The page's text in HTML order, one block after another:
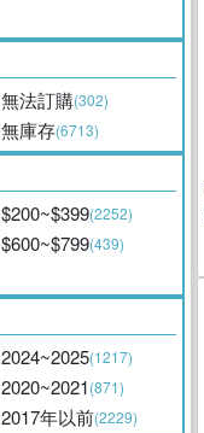
無法訂購(302)
無庫存(6713)
$200~$399(2252)
$600~$799(439)
2024~2025(1217)
2020~2021(871)
2017年以前(2229)